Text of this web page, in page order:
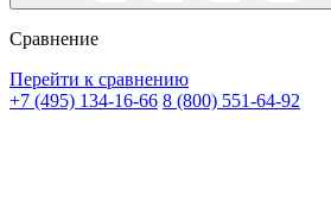
Сравнение
Перейти к сравнению
+7 (495) 134-16-66 8 (800) 551-64-92